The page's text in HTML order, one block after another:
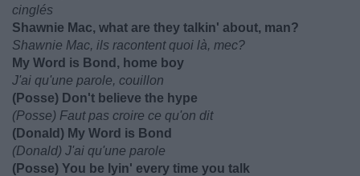
cinglés
Shawnie Mac, what are they talkin' about, man?
Shawnie Mac, ils racontent quoi là, mec?
My Word is Bond, home boy
J'ai qu'une parole, couillon
(Posse) Don't believe the hype
(Posse) Faut pas croire ce qu'on dit
(Donald) My Word is Bond
(Donald) J'ai qu'une parole
(Posse) You be lyin' every time you talk